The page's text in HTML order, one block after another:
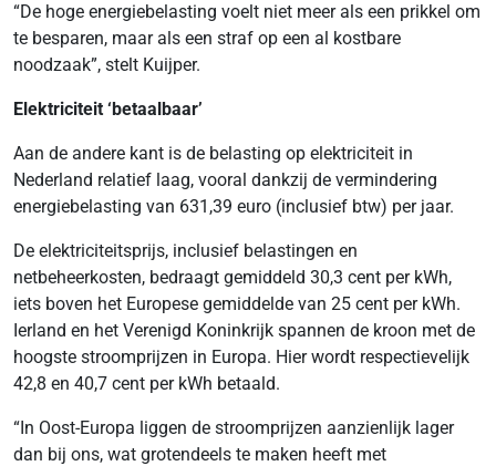
“De hoge energiebelasting voelt niet meer als een prikkel om
te besparen, maar als een straf op een al kostbare
noodzaak”, stelt Kuijper.
Elektriciteit ‘betaalbaar’
Aan de andere kant is de belasting op elektriciteit in
Nederland relatief laag, vooral dankzij de vermindering
energiebelasting van 631,39 euro (inclusief btw) per jaar.
De elektriciteitsprijs, inclusief belastingen en
netbeheerkosten, bedraagt gemiddeld 30,3 cent per kWh,
iets boven het Europese gemiddelde van 25 cent per kWh.
Ierland en het Verenigd Koninkrijk spannen de kroon met de
hoogste stroomprijzen in Europa. Hier wordt respectievelijk
42,8 en 40,7 cent per kWh betaald.
“In Oost-Europa liggen de stroomprijzen aanzienlijk lager
dan bij ons, wat grotendeels te maken heeft met